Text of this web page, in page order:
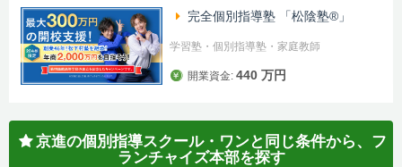
完全個別指導塾 「松陰塾®」
学習塾・個別指導塾・家庭教師
開業資金: 440 万円
京進の個別指導スクール・ワンと同じ条件から、フ
ランチャイズ本部を探す